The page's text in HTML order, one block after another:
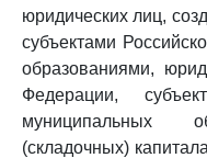
юридических лиц,
субъектами
образованиями,
Федерации,
муниципальных
(складочных)